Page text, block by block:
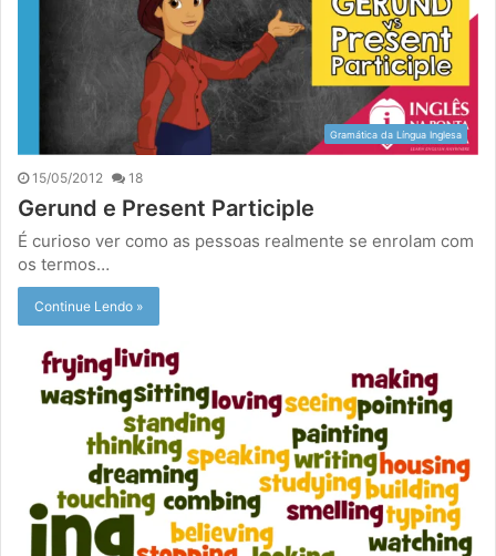
Gramática da Língua Inglesa
15/05/2012 18
Gerund e Present Participle
É curioso ver como as pessoas realmente se enrolam com
os termos…
Continue Lendo »